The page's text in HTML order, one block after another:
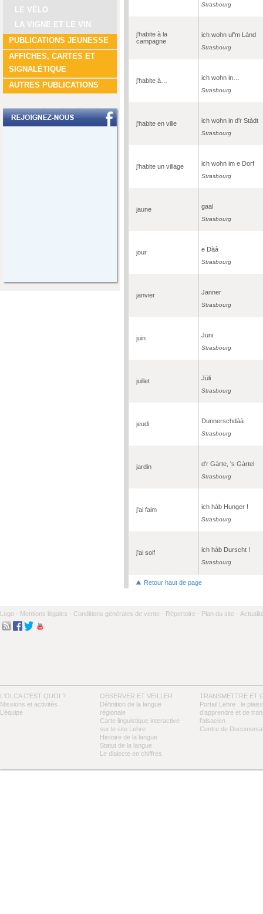
LE VÉLO
LA VIGNE ET LE VIN
PUBLICATIONS JEUNESSE
AFFICHES, CARTES ET
SIGNALÉTIQUE
AUTRES PUBLICATIONS
Strasbourg
j'habite à la
campagne
ich wohn uf'm Lànd
Strasbourg
j'habite à… ich wohn in…
Strasbourg
j'habite en ville ich wohn in d'r Stàdt
Strasbourg
j'habite un village ich wohn im e Dorf
Strasbourg
jaune gaal
Strasbourg
jour e Dàà
Strasbourg
janvier Janner
Strasbourg
juin Jüni
Strasbourg
juillet Jüli
Strasbourg
jeudi Dunnerschdàà
Strasbourg
jardin d'r Gàrte, 's Gàrtel
Strasbourg
j'ai faim ich hàb Hunger !
Strasbourg
j'ai soif ich hàb Durscht !
Strasbourg
Retour haut de page
Logo - Mentions légales - Conditions générales de vente - Répertoire - Plan du site -
L'OLCA C'EST QUOI ?
Missions et activités
L’équipe
OBSERVER ET VEILLER
Définition de la langue
régionale
Carte linguistique interactive
sur le site Lehre
Histoire de la langue
Statut de la langue
Le dialecte en chiffres
TRANSMETTRE ET
Portail Lehre : le plaisir
d’apprendre et de
l’alsacien
Centre de